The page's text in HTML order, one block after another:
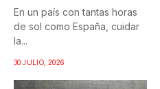
En un país con tantas horas
de sol como España, cuidar
la...
30 JULIO, 2026